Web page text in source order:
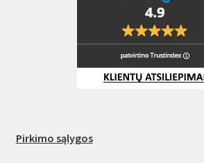
Pirkimo sąlygos